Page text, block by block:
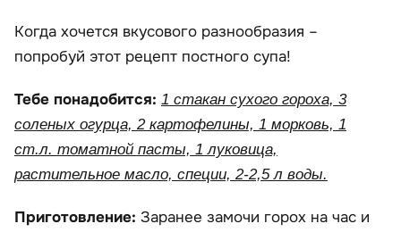
Когда хочется вкусового разнообразия –
попробуй этот рецепт постного супа!
Тебе понадобится: 1 стакан сухого гороха, 3
соленых огурца, 2 картофелины, 1 морковь, 1
ст.л. томатной пасты, 1 луковица,
растительное масло, специи, 2-2,5 л воды.
Приготовление: Заранее замочи горох на час и